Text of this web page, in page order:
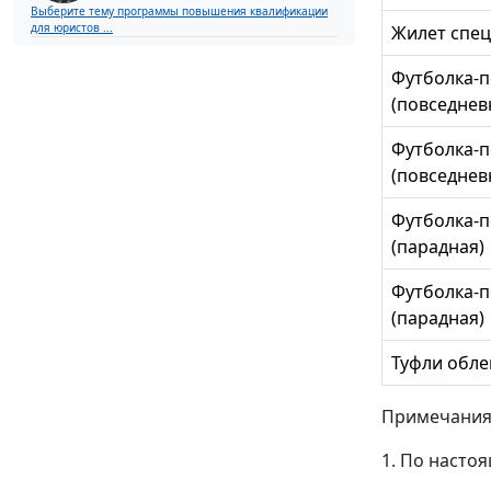
Выберите тему программы повышения квалификации
для юристов ...
Жилет
Футболка-
Футболка-
Футболка-
(парадная)
Футболка-
(парадная)
Туфли
1. По